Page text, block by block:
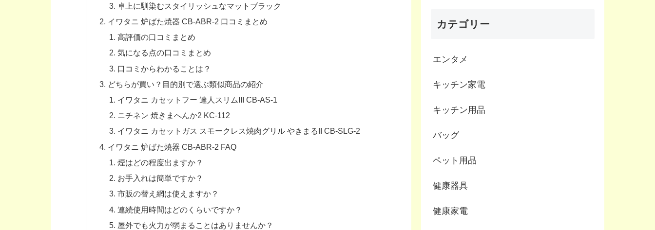
卓上に馴染むスタイリッシュなマットブラック
イワタニ 炉ばた焼器 CB-ABR-2 口コミまとめ
高評価の口コミまとめ
気になる点の口コミまとめ
口コミからわかることは？
どちらが買い？目的別で選ぶ類似商品の紹介
イワタニ カセットフー 達人スリムIII CB-AS-1
ニチネン 焼きまへんか2 KC-112
イワタニ カセットガス スモークレス焼肉グリル やきまるII CB-SLG-2
イワタニ 炉ばた焼器 CB-ABR-2 FAQ
煙はどの程度出ますか？
お手入れは簡単ですか？
市販の替え網は使えますか？
連続使用時間はどのくらいですか？
屋外でも火力が弱まることはありませんか？
カテゴリー
エンタメ
キッチン家電
キッチン用品
バッグ
ペット用品
健康器具
健康家電